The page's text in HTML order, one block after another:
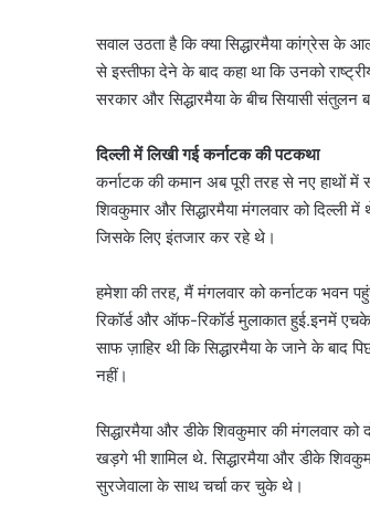
सवाल उठता है कि क्या सिद्धारमैया कांग्रेस के
से इस्तीफा देने के बाद कहा था कि उनको
सरकार और सिद्धारमैया के बीच सियासी संतुलन
दिल्ली में लिखी गई कर्नाटक की पटकथा
कर्नाटक की कमान अब पूरी तरह से नए हाथों
शिवकुमार और सिद्धारमैया मंगलवार को
जिसके लिए इंतजार कर रहे थे।
हमेशा की तरह, मैं मंगलवार को कर्नाटक भवन
रिकॉर्ड और ऑफ-रिकॉर्ड मुलाकात हुई.इनमें
साफ ज़ाहिर थी कि सिद्धारमैया के जाने के बाद
नहीं।
सिद्धारमैया और डीके शिवकुमार की मंगलवार
खड़गे भी शामिल थे. सिद्धारमैया और डीके
सुरजेवाला के साथ चर्चा कर चुके थे।